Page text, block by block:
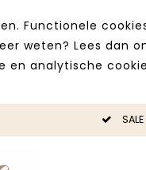
Functionele
weten? Lees dan
en analytische
SALE -